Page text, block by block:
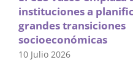
instituciones a
grandes transiciones
socioeconómicas
10 Julio 2026